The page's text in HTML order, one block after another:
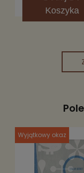
Koszyka
Wyjątkowy okaz